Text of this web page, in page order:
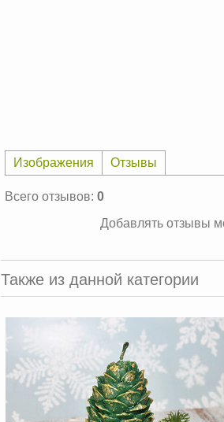
Изображения Отзывы
Всего отзывов: 0
Добавлять отзывы
Также из данной категории